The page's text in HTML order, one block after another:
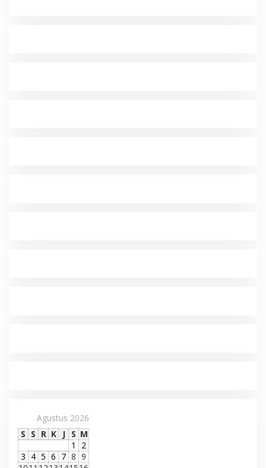
Agustus 2026
S S R K J S M
1
2
3 4 5 6 7 8 9